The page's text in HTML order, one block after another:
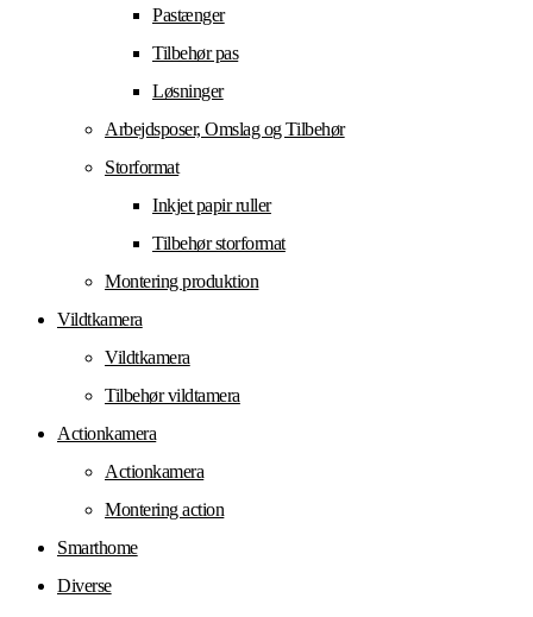
Pastænger
Tilbehør pas
Løsninger
Arbejdsposer, Omslag og Tilbehør
Storformat
Inkjet papir ruller
Tilbehør storformat
Montering produktion
Vildtkamera
Vildtkamera
Tilbehør vildtamera
Actionkamera
Actionkamera
Montering action
Smarthome
Diverse